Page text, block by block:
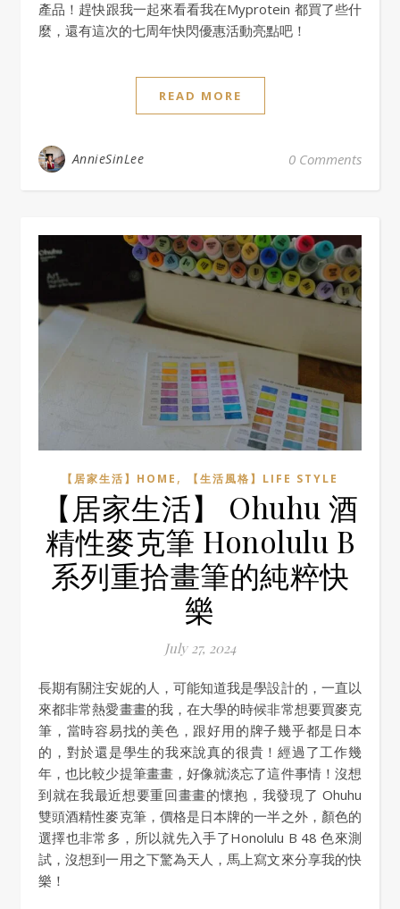
產品！趕快跟我一起來看看我在Myprotein 都買了些什
麼，還有這次的七周年快閃優惠活動亮點吧！
READ MORE
AnnieSinLee 0 Comments
【居家生活】HOME , 【生活風格】LIFE STYLE
【居家生活】 Ohuhu 酒
精性麥克筆 Honolulu B
系列重拾畫筆的純粹快
樂
July 27, 2024
長期有關注安妮的人，可能知道我是學設計的，一直以
來都非常熱愛畫畫的我，在大學的時候非常想要買麥克
筆，當時容易找的美色，跟好用的牌子幾乎都是日本
的，對於還是學生的我來說真的很貴！經過了工作幾
年，也比較少提筆畫畫，好像就淡忘了這件事情！沒想
到就在我最近想要重回畫畫的懷抱，我發現了 Ohuhu
雙頭酒精性麥克筆，價格是日本牌的一半之外，顏色的
選擇也非常多，所以就先入手了Honolulu B 48 色來測
試，沒想到一用之下驚為天人，馬上寫文來分享我的快
樂！